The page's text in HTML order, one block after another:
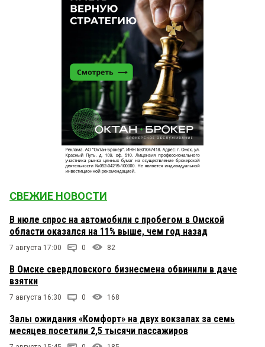
СВЕЖИЕ НОВОСТИ
В июле спрос на автомобили с пробегом в Омской
области оказался на 11% выше, чем год назад
7 августа 17:00 0 82
В Омске свердловского бизнесмена обвинили в даче
взятки
7 августа 16:30 0 168
Залы ожидания «Комфорт» на двух вокзалах за семь
месяцев посетили 2,5 тысячи пассажиров